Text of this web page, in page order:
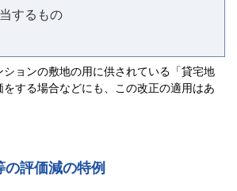
するもの
ションの敷地の用に供されている「貸宅地
をする場合などにも、この改正の適用はあ
評価減の特例